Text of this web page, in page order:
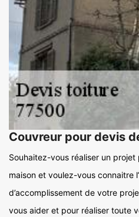
Couvreur pour devis
Souhaitez-vous réaliser un
maison et voulez-vous connaitre
d’accomplissement de votre
vous aider et pour réaliser toute